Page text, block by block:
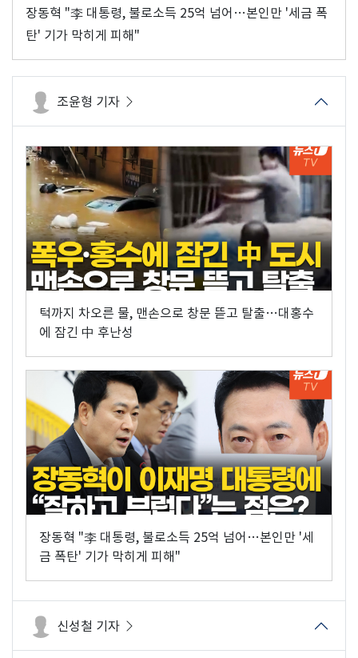
장동혁 "李 대통령, 불로소득 25억 넘어…본인만 '세금 폭
탄' 기가 막히게 피해"
조윤형 기자
턱까지 차오른 물, 맨손으로 창문 뜯고 탈출…대홍수
에 잠긴 中 후난성
장동혁 "李 대통령, 불로소득 25억 넘어…본인만 '세
금 폭탄' 기가 막히게 피해"
신성철 기자